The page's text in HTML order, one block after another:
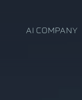
AI COMPANY